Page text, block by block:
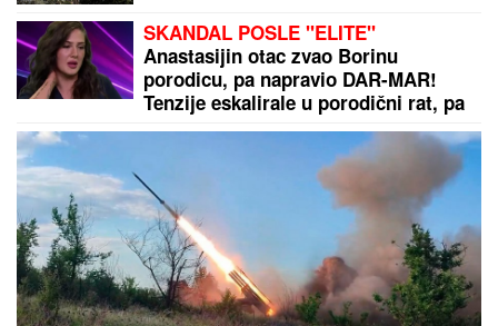
SKANDAL POSLE "ELITE"
Anastasijin otac zvao Borinu
porodicu, pa napravio DAR-MAR!
Tenzije eskalirale u porodični rat, pa
usledio OBRT